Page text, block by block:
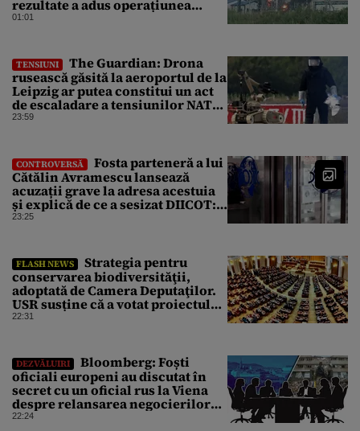
rezultate a adus operațiunea
Kievului
01:01
TENSIUNI
The Guardian: Drona
rusească găsită la aeroportul de la
Leipzig ar putea constitui un act
de escaladare a tensiunilor NATO-
Rusia
23:59
CONTROVERSĂ
Fosta parteneră a lui
Cătălin Avramescu lansează
acuzații grave la adresa acestuia
și explică de ce a sesizat DIICOT:
„Făcea baie complet dezbrăcat cu
23:25
FLASH NEWS
Strategia pentru
conservarea biodiversităţii,
adoptată de Camera Deputaţilor.
USR susține că a votat proiectul
cu amendamentele PSD pentru a
22:31
DEZVĂLUIRI
Bloomberg: Foști
oficiali europeni au discutat în
secret cu un oficial rus la Viena
despre relansarea negocierilor
de pace dintre Ucraina și Rusia
22:24